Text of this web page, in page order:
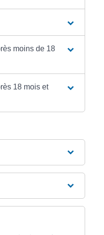
moins de 18
18 mois et